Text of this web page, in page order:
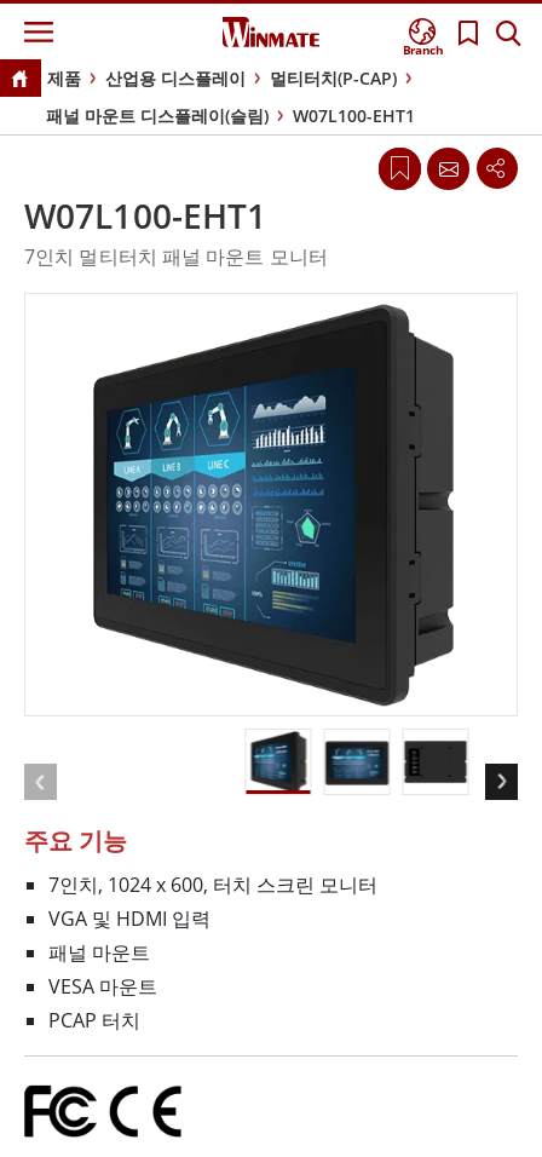
Branch
제품 산업용 디스플레이
멀티터치(P-CAP)
패널 마운트 디스플레이(슬림)
W07L100-EHT1
주요 기능
7인치, 1024 x 600, 터치 스크린 모니터
VGA 및 HDMI 입력
패널 마운트
VESA 마운트
PCAP 터치
W07L100-EHT1
7인치 멀티터치 패널 마운트 모니터